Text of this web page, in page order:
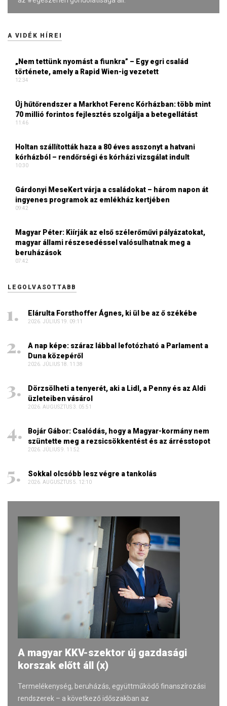
A VIDÉK HÍREI
„Nem tettünk nyomást a fiunkra” – Egy egri család
története, amely a Rapid Wien-ig vezetett
12:34
Új hűtőrendszer a Markhot Ferenc Kórházban: több mint
70 millió forintos fejlesztés szolgálja a betegellátást
11:46
Holtan szállították haza a 80 éves asszonyt a hatvani
kórházból – rendőrségi és kórházi vizsgálat indult
10:30
Gárdonyi MeseKert várja a családokat – három napon át
ingyenes programok az emlékház kertjében
09:42
Magyar Péter: Kiírják az első szélerőművi pályázatokat,
magyar állami részesedéssel valósulhatnak meg a
beruházások
07:42
LEGOLVASOTTABB
Elárulta Forsthoffer Ágnes, ki ül be az ő székébe
2026. JÚLIUS 19. 09:11
A nap képe: száraz lábbal lefotózható a Parlament a
Duna közepéről
2026. JÚLIUS 18. 11:38
Dörzsölheti a tenyerét, aki a Lidl, a Penny és az Aldi
üzleteiben vásárol
2026. AUGUSZTUS 3. 05:51
Bojár Gábor: Csalódás, hogy a Magyar-kormány nem
szüntette meg a rezsicsökkentést és az árrésstopot
2026. JÚLIUS 9. 11:52
Sokkal olcsóbb lesz végre a tankolás
2026. AUGUSZTUS 5. 12:10
A magyar KKV-szektor új gazdasági
korszak előtt áll (x)
Termelékenység, beruházás, együttműködő finanszírozási
rendszerek – a következő időszakban az